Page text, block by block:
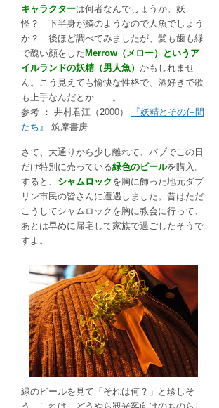
キャラクターは何者なんでしょうか。妖
怪？ 下半身が鱗のようなので人魚でしょう
か？ 後ほど調べてみましたが、髪も歯も緑
で醜い顔をしたMerrow（メロー）というア
イルランドの妖精（男人魚） かもしれませ
ん。こう見えても愉快な性格で、酒好きで歌
も上手なんだとか……。
参考 ： 井村君江（2000）
『妖精とその仲間
たち』
筑摩書房
さて、大通りから少し離れて、パブでこの日
だけ特別に売っている緑色のビールを購入。
すると、 シャムロックを胸に飾った地元ダブ
リン市民の皆さんに遭遇しました。昔はただ
こうしてシャムロックを胸に教会に行って、
あとは早めに帰宅して家族で過ごしたそうで
すよ。
緑のビールを見て「それは何？」と珍しそ